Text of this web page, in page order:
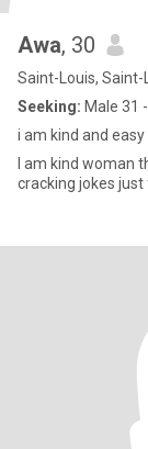
Awa, 30
Saint-Louis, Saint-
Seeking: Male 31
i am kind and
I am kind woman
cracking jokes